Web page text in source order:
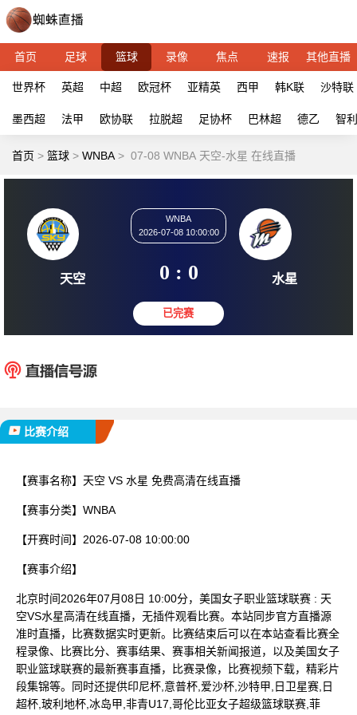
首页 足球 篮球 录像 焦点 速报 其他直播
世界杯 英超 中超 欧冠杯 亚精英 西甲 韩K联 沙特联
墨西超 法甲 欧协联 拉脱超 足协杯 巴林超 德乙 智
首页 > 篮球 > WNBA > 07-08 WNBA 天空-水星 在线直播
天空
2026-07-08 10:00:00
0 : 0 水
比赛介绍
【赛事名称】 天空 VS 水星 免费高清在线直播
【赛事分类】 WNBA
【开赛时间】 2026-07-08 10:00:00
【赛事介绍】
北京时间2026年07月08日 10:00分，美国女子职业篮球联赛 : 天
空VS水星高清在线直播，无插件观看比赛。本站同步官方直播源
准时直播，比赛数据实时更新。比赛结束后可以在本站查看比赛全
程录像、比赛比分、赛事结果、赛事相关新闻报道，以及美国女子
职业篮球联赛的最新赛事直播，比赛录像，比赛视频下载，精彩片
段集锦等。同时还提供印尼杯,意普杯,爱沙杯,沙特甲,日卫星赛,日
超杯,玻利地杯,冰岛甲,非青U17,哥伦比亚女子超级篮球联赛,菲